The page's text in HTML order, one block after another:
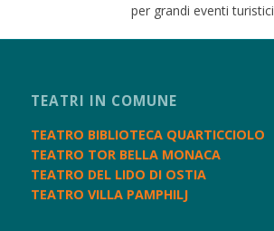
per grandi eventi turistici
TEATRI IN COMUNE
TEATRO BIBLIOTECA QUARTICCIOLO
TEATRO TOR BELLA MONACA
TEATRO DEL LIDO DI OSTIA
TEATRO VILLA PAMPHILJ